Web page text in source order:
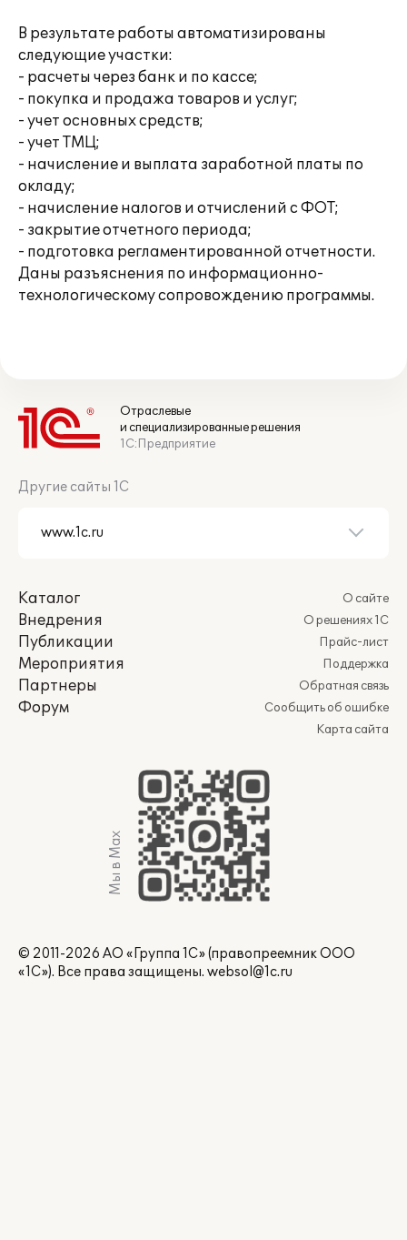
В результате работы автоматизированы
следующие участки:
- расчеты через банк и по кассе;
- покупка и продажа товаров и услуг;
- учет основных средств;
- учет ТМЦ;
- начисление и выплата заработной платы по
окладу;
- начисление налогов и отчислений с ФОТ;
- закрытие отчетного периода;
- подготовка регламентированной отчетности.
Даны разъяснения по информационно-
технологическому сопровождению программы.
Отраслевые
и специализированные решения
1С:Предприятие
Другие сайты 1С
Каталог
Внедрения
Публикации
Мероприятия
Партнеры
Форум
О сайте
О решениях 1С
Прайс-лист
Поддержка
Обратная связь
Сообщить об ошибке
Карта сайта
Мы в Max
© 2011-2026 АО «Группа 1С» (правопреемник ООО
«1С»). Все права защищены. websol@1c.ru